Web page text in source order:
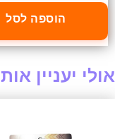
הוספה לסל
אולי יעניין